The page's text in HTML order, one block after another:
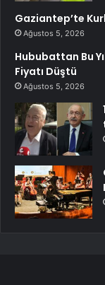
Gaziantep’te
Ağustos 5, 2026
Hububattan Bu
Fiyatı Düştü
Ağustos 5, 2026